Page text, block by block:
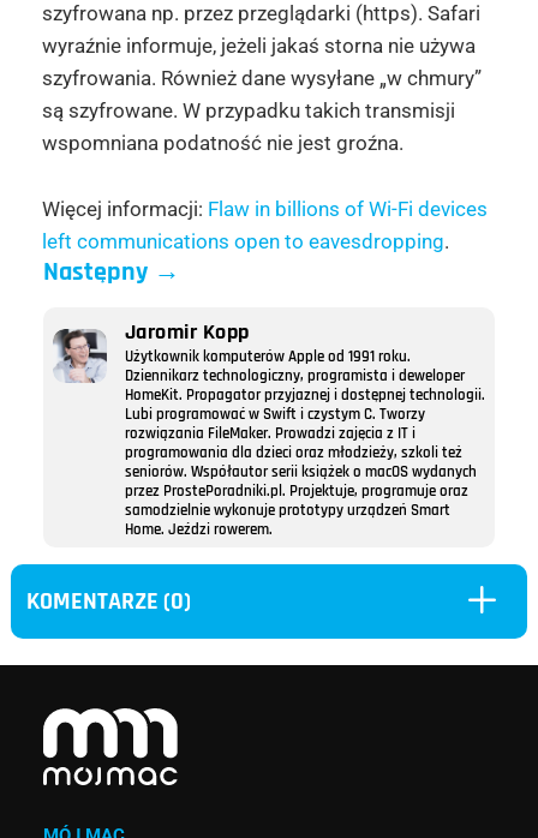
szyfrowana np. przez przeglądarki (https). Safari
wyraźnie informuje, jeżeli jakaś storna nie używa
szyfrowania. Również dane wysyłane „w chmury”
są szyfrowane. W przypadku takich transmisji
wspomniana podatność nie jest groźna.
Więcej informacji: Flaw in billions of Wi-Fi devices
left communications open to eavesdropping.
Następny→
Jaromir Kopp
Użytkownik komputerów Apple od 1991 roku.
Dziennikarz technologiczny, programista i deweloper
HomeKit. Propagator przyjaznej i dostępnej technologii.
Lubi programować w Swift i czystym C. Tworzy
rozwiązania FileMaker. Prowadzi zajęcia z IT i
programowania dla dzieci oraz młodzieży, szkoli też
seniorów. Współautor serii książek o macOS wydanych
przez ProstePoradniki.pl. Projektuje, programuje oraz
samodzielnie wykonuje prototypy urządzeń Smart
Home. Jeździ rowerem.
KOMENTARZE (0) L